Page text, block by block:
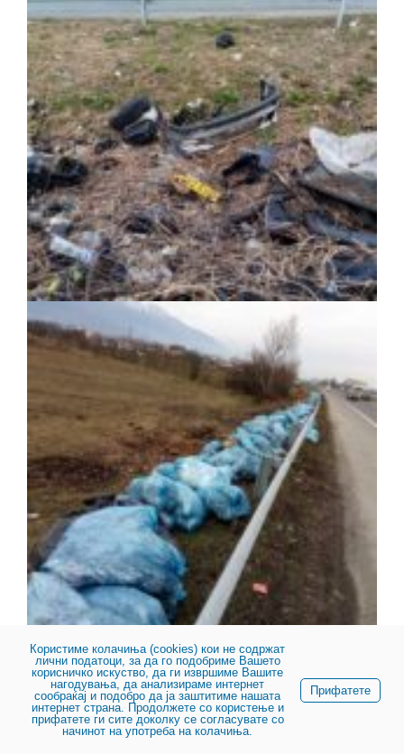
© 2023, Јавно претпријатие за државни патишта
Користиме колачиња (cookies) кои не содржат
лични податоци, за да го подобриме Вашето
корисничко искуство, да ги извршиме Вашите
нагодувања, да анализираме интернет
сообраќај и подобро да ја заштитиме нашата
интернет страна. Продолжете со користење и
прифатете ги сите доколку се согласувате со
начинот на употреба на колачиња.
Прифатете